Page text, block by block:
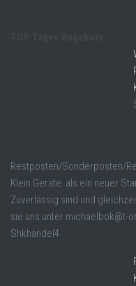
Restposten/Sonderposten/
Klein Geräte als ein neuer
Zuverlässig sind und
sie uns unter michaelbok@t-
Shkhandel4